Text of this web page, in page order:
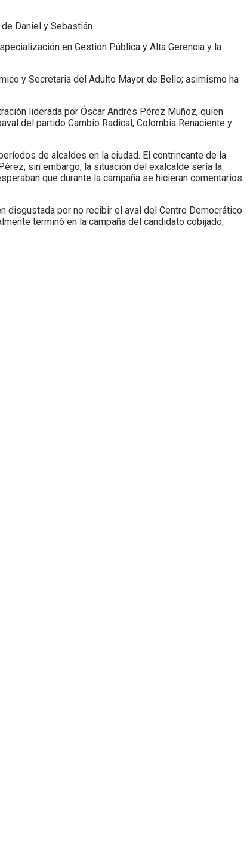
Daniel y Sebastián.
en Gestión Pública y Alta Gerencia y la
y Secretaria del Adulto Mayor de Bello; asimismo ha
liderada por Óscar Andrés Pérez Muñoz, quien
del partido Cambio Radical, Colombia Renaciente y
de alcaldes en la ciudad. El contrincante de la
sin embargo, la situación del exalcalde sería la
que durante la campaña se hicieran comentarios
disgustada por no recibir el aval del Centro Democrático
terminó en la campaña del candidato cobijado,